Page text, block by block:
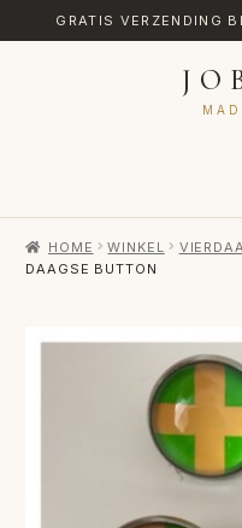
GRATIS VERZENDING
AFREKENEN
MIJN ACCOUNT
HOME WINKEL
DAAGSE BUTTON